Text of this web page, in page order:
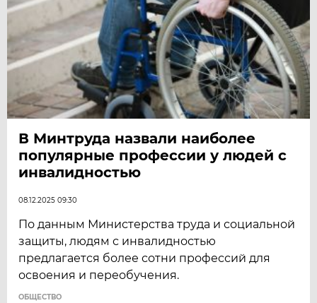
В Минтруда назвали наиболее
популярные профессии у людей с
инвалидностью
08.12.2025 09:30
По данным Министерства труда и социальной
защиты, людям с инвалидностью
предлагается более сотни профессий для
освоения и переобучения.
ОБЩЕСТВО